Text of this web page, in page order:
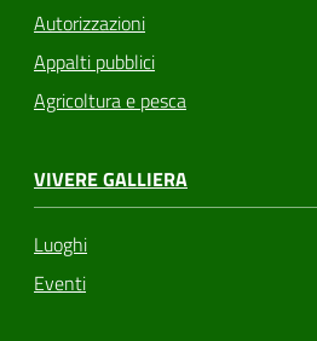
Autorizzazioni
Appalti pubblici
Agricoltura e pesca
VIVERE GALLIERA
Luoghi
Eventi